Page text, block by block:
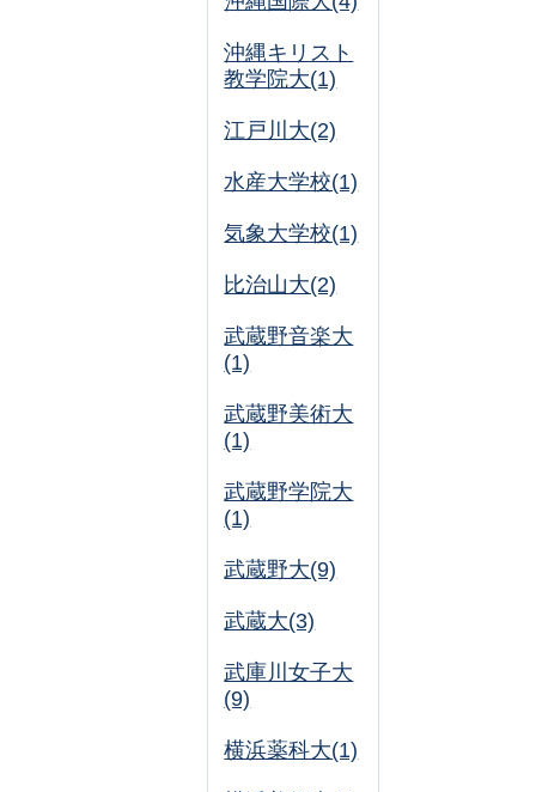
沖縄キリスト
教学院大(1)
江戸川大(2)
水産大学校(1)
気象大学校(1)
比治山大(2)
武蔵野音楽大
(1)
武蔵野美術大
(1)
武蔵野学院大
(1)
武蔵野大(9)
武蔵大(3)
武庫川女子大
(9)
横浜薬科大(1)